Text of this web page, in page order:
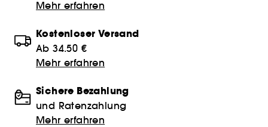
Mehr erfahren
Kostenloser Versand
Ab 34.50 €
Mehr erfahren
Sichere Bezahlung
und Ratenzahlung
Mehr erfahren